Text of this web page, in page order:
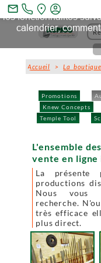
Promotions
Knew Concepts
Temple Tool
Accueil >La boutique
L'ensemble
vente en ligne
La présente
productions
Nous vous
recherche.
très efficace
plus direct.
mail_outline
Ce site et des sites
les fonctionnalités
calendrier,